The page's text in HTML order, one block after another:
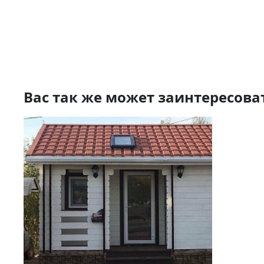
Вас так же может